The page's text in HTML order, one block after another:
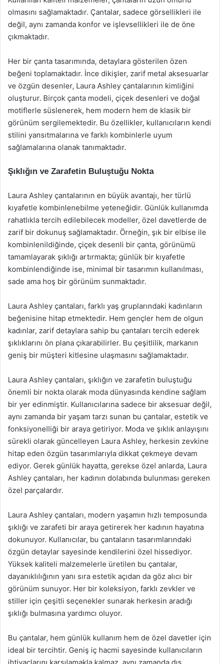
olmasını sağlamaktadır. Çantalar, sadece görsellikleri ile
değil, aynı zamanda konfor ve işlevsellikleri ile de öne
çıkmaktadır.
Her bir çanta tasarımında, detaylara gösterilen özen
beğeni toplamaktadır. İnce dikişler, zarif metal aksesuarlar
ve özgün desenler, Laura Ashley çantalarının kimliğini
oluşturur. Birçok çanta modeli, çiçek desenleri ve doğal
motiflerle süslenerek, hem modern hem de klasik bir
görünüm sergilemektedir. Bu özellikler, kullanıcıların kendi
stilini yansıtmalarına ve farklı kombinlerle uyum
sağlamalarına olanak tanımaktadır.
Şıklığın ve Zarafetin Buluştuğu Nokta
Laura Ashley çantalarının en büyük avantajı, her türlü
kıyafetle kombinlenebilme yeteneğidir. Günlük kullanımda
rahatlıkla tercih edilebilecek modeller, özel davetlerde de
zarif bir dokunuş sağlamaktadır. Örneğin, şık bir elbise ile
kombinlenildiğinde, çiçek desenli bir çanta, görünümü
tamamlayarak şıklığı artırmakta; günlük bir kıyafetle
kombinlendiğinde ise, minimal bir tasarımın kullanılması,
sade ama hoş bir görünüm sunmaktadır.
Laura Ashley çantaları, farklı yaş gruplarındaki kadınların
beğenisine hitap etmektedir. Hem gençler hem de olgun
kadınlar, zarif detaylara sahip bu çantaları tercih ederek
şıklıklarını ön plana çıkarabilirler. Bu çeşitlilik, markanın
geniş bir müşteri kitlesine ulaşmasını sağlamaktadır.
Laura Ashley çantaları, şıklığın ve zarafetin buluştuğu
önemli bir nokta olarak moda dünyasında kendine sağlam
bir yer edinmiştir. Kullanıcılarına sadece bir aksesuar değil,
aynı zamanda bir yaşam tarzı sunan bu çantalar, estetik ve
fonksiyonelliği bir araya getiriyor. Moda ve şıklık anlayışını
sürekli olarak güncelleyen Laura Ashley, herkesin zevkine
hitap eden özgün tasarımlarıyla dikkat çekmeye devam
ediyor. Gerek günlük hayatta, gerekse özel anlarda, Laura
Ashley çantaları, her kadının dolabında bulunması gereken
özel parçalardır.
Laura Ashley çantaları, modern yaşamın hızlı temposunda
şıklığı ve zarafeti bir araya getirerek her kadının hayatına
dokunuyor. Kullanıcılar, bu çantaların tasarımlarındaki
özgün detaylar sayesinde kendilerini özel hissediyor.
Yüksek kaliteli malzemelerle üretilen bu çantalar,
dayanıklılığının yanı sıra estetik açıdan da göz alıcı bir
görünüm sunuyor. Her bir koleksiyon, farklı zevkler ve
stiller için çeşitli seçenekler sunarak herkesin aradığı
şıklığı bulmasına yardımcı oluyor.
Bu çantalar, hem günlük kullanım hem de özel davetler için
ideal bir tercihtir. Geniş iç hacmi sayesinde kullanıcıların